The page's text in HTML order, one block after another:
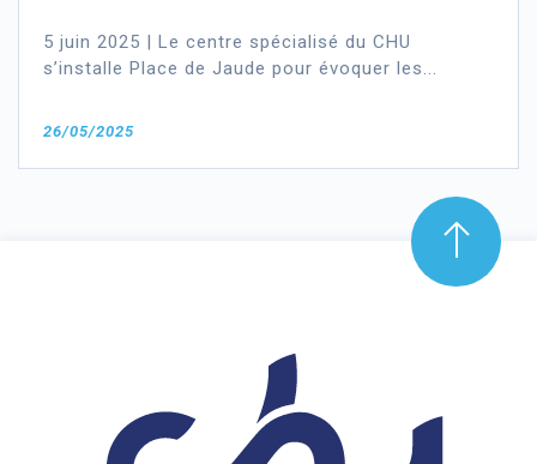
5 juin 2025 | Le centre spécialisé du CHU
s’installe Place de Jaude pour évoquer les...
26/05/2025